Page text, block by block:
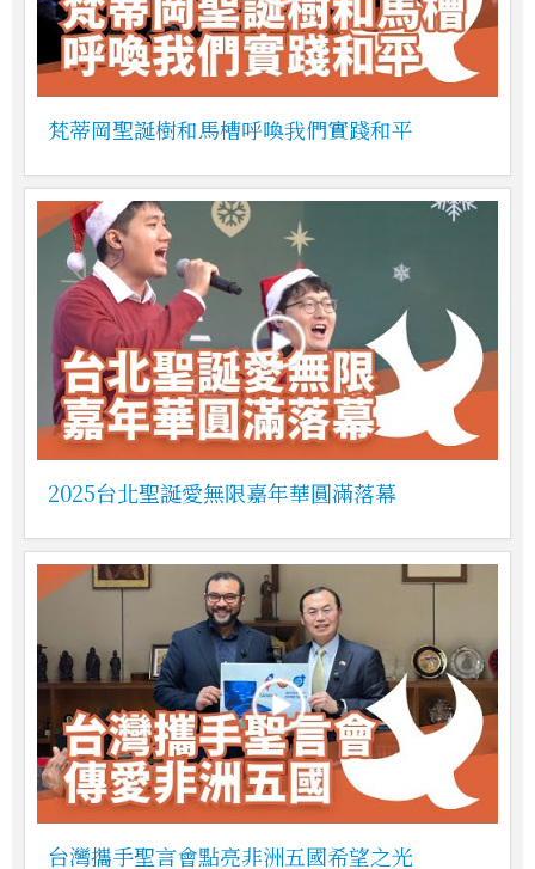
梵蒂岡聖誕樹和馬槽呼喚我們實踐和平
2025台北聖誕愛無限嘉年華圓滿落幕
台灣攜手聖言會點亮非洲五國希望之光